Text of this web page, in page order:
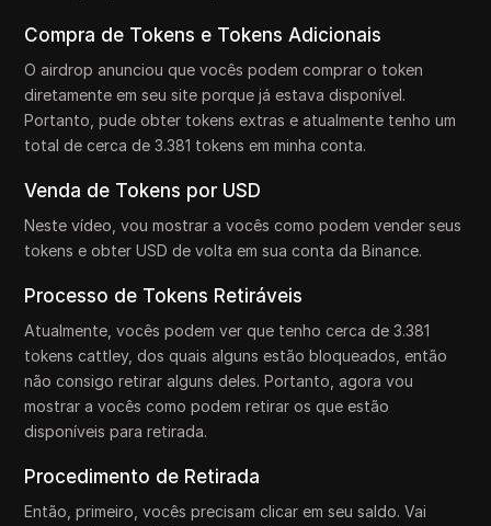
Compra de Tokens e Tokens Adicionais
O airdrop anunciou que vocês podem comprar o token
diretamente em seu site porque já estava disponível.
Portanto, pude obter tokens extras e atualmente tenho um
total de cerca de 3.381 tokens em minha conta.
Venda de Tokens por USD
Neste vídeo, vou mostrar a vocês como podem vender seus
tokens e obter USD de volta em sua conta da Binance.
Processo de Tokens Retiráveis
Atualmente, vocês podem ver que tenho cerca de 3.381
tokens cattley, dos quais alguns estão bloqueados, então
não consigo retirar alguns deles. Portanto, agora vou
mostrar a vocês como podem retirar os que estão
disponíveis para retirada.
Procedimento de Retirada
Então, primeiro, vocês precisam clicar em seu saldo. Vai